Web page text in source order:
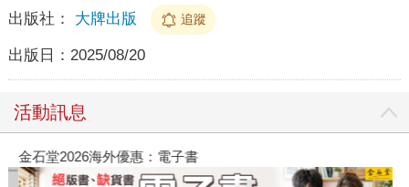
出版社： 大牌出版 追蹤
出版日： 2025/08/20
活動訊息
金石堂2026海外優惠：電子書